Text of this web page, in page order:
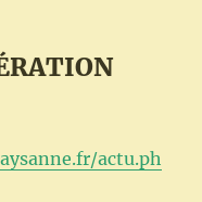
actu.ph